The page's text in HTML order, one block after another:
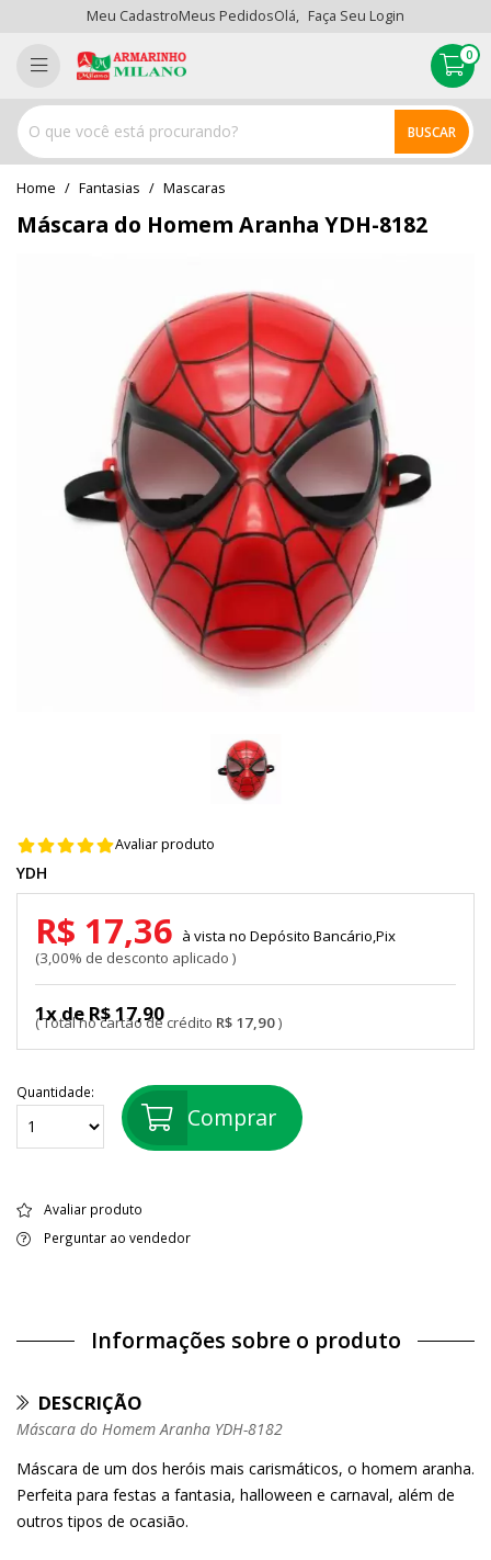
Meu CadastroMeus PedidosOlá, Faça Seu Login
BUSCAR
0
home Fantasias mascaras
Máscara do Homem Aranha YDH-8182
Avaliar produto
YDH
R$ 17,90
1x de R$ 17,90
R$ 17,36
3,00% de desconto aplicado
Depósito Bancário,Pix
Quantidade:
Comprar
Avaliar produto
Perguntar ao vendedor
Informações sobre o produto
DESCRIÇÃO
Máscara do Homem Aranha YDH-8182
Máscara de um dos heróis mais carismáticos, o homem aranha.
Perfeita para festas a fantasia, halloween e carnaval, além de
outros tipos de ocasião.